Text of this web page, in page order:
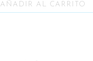
AÑADIR AL CARRITO